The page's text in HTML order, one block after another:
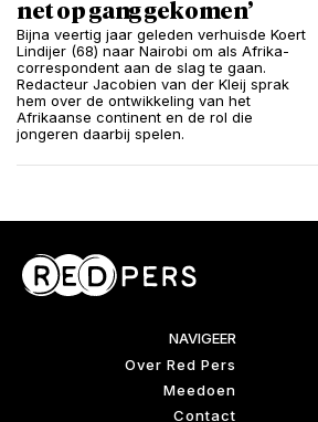
net op gang gekomen’
Bijna veertig jaar geleden verhuisde Koert
Lindijer (68) naar Nairobi om als Afrika-
correspondent aan de slag te gaan.
Redacteur Jacobien van der Kleij sprak
hem over de ontwikkeling van het
Afrikaanse continent en de rol die
jongeren daarbij spelen.
NAVIGEER
Over Red Pers
Meedoen
Contact